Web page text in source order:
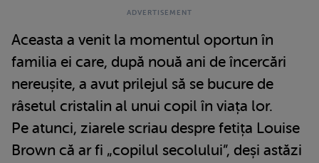
Aceasta a venit la momentul oportun în
familia ei care, după nouă ani de încercări
nereușite, a avut prilejul să se bucure de
râsetul cristalin al unui copil în viața lor.
Pe atunci, ziarele scriau despre fetița Louise
Brown că ar fi „copilul secolului”, deși astăzi